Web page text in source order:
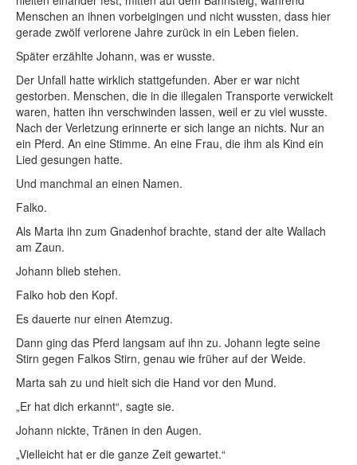
Menschen an ihnen vorbeigingen und nicht wussten, dass hier
gerade zwölf verlorene Jahre zurück in ein Leben fielen.
Später erzählte Johann, was er wusste.
Der Unfall hatte wirklich stattgefunden. Aber er war nicht
gestorben. Menschen, die in die illegalen Transporte verwickelt
waren, hatten ihn verschwinden lassen, weil er zu viel wusste.
Nach der Verletzung erinnerte er sich lange an nichts. Nur an
ein Pferd. An eine Stimme. An eine Frau, die ihm als Kind ein
Lied gesungen hatte.
Und manchmal an einen Namen.
Falko.
Als Marta ihn zum Gnadenhof brachte, stand der alte Wallach
am Zaun.
Johann blieb stehen.
Falko hob den Kopf.
Es dauerte nur einen Atemzug.
Dann ging das Pferd langsam auf ihn zu. Johann legte seine
Stirn gegen Falkos Stirn, genau wie früher auf der Weide.
Marta sah zu und hielt sich die Hand vor den Mund.
„Er hat dich erkannt“, sagte sie.
Johann nickte, Tränen in den Augen.
„Vielleicht hat er die ganze Zeit gewartet.“